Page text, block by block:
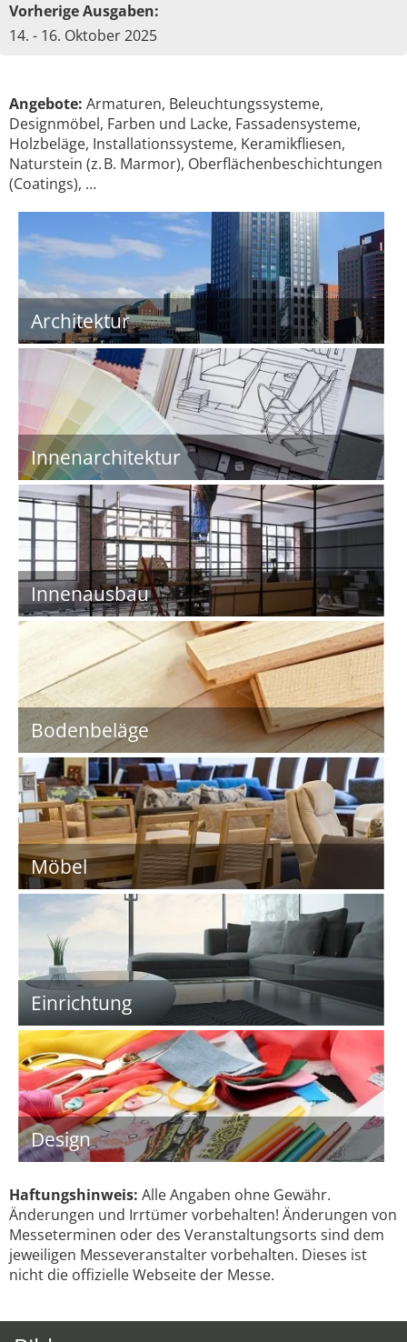
Vorherige Ausgaben:
14. - 16. Oktober 2025
Angebote: Armaturen, Beleuchtungssysteme,
Designmöbel, Farben und Lacke, Fassadensysteme,
Holzbeläge, Installationssysteme, Keramikfliesen,
Naturstein (z. B. Marmor), Oberflächenbeschichtungen
(Coatings), …
Architektur
Innenarchitektur
Innenausbau
Bodenbeläge
Möbel
Einrichtung
Design
Haftungshinweis: Alle Angaben ohne Gewähr.
Änderungen und Irrtümer vorbehalten! Änderungen von
Messeterminen oder des Veranstaltungsorts sind dem
jeweiligen Messeveranstalter vorbehalten. Dieses ist
nicht die offizielle Webseite der Messe.